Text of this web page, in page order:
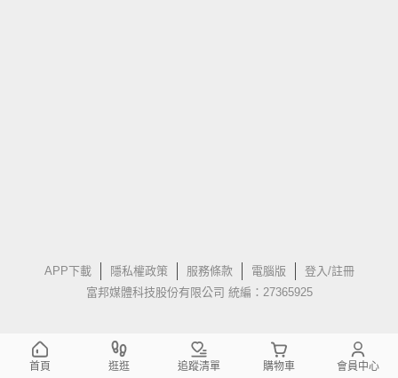
APP下載 隱私權政策 服務條款 電腦版
登入/註冊
富邦媒體科技股份有限公司 統編：27365925
首頁 逛逛 追蹤清單 購物車 會員中心